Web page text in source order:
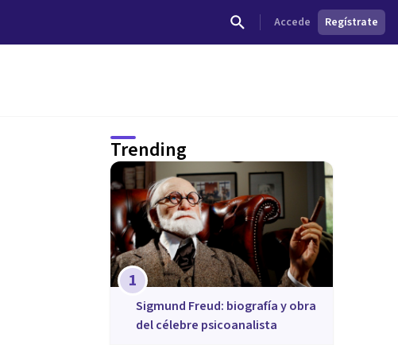
Accede Regístrate
Trending
1
Sigmund Freud: biografía y obra
del célebre psicoanalista